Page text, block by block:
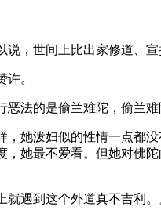
世间上比出家修道、宣
。
的是偷兰难陀，偷兰难
泼妇似的性情一点都没
她最不爱看。但她对佛
遇到这个外道真不吉利。